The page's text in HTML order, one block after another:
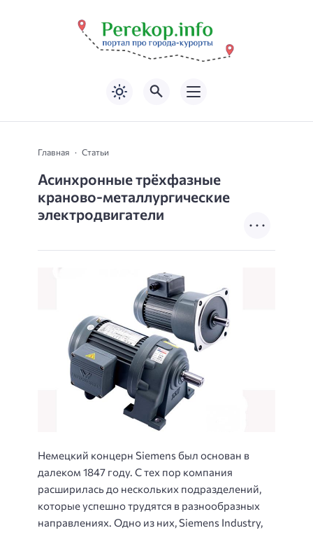
Главная Статьи
Асинхронные трёхфазные
краново-металлургические
электродвигатели
Немецкий концерн Siemens был основан в
далеком 1847 году. С тех пор компания
расширилась до нескольких подразделений,
которые успешно трудятся в разнообразных
направлениях. Одно из них, Siemens Industry,